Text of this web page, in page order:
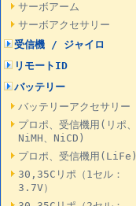
サーボアーム
サーボアクセサリー
受信機 / ジャイロ
リモートID
バッテリー
バッテリーアクセサリー
プロポ、受信機用(リポ、
NiMH、NiCD)
プロポ、受信機用(LiFe)
30,35Cリポ（1セル：
3.7V）